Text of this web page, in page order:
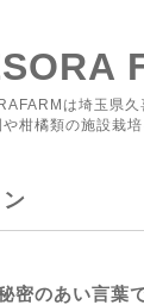
は埼玉県久
柑橘類の施設栽培
密のあい言葉